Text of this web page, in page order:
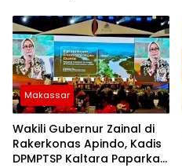
Makassar
Wakili Gubernur Zainal di
Rakerkonas Apindo, Kadis
DPMPTSP Kaltara Paparkan